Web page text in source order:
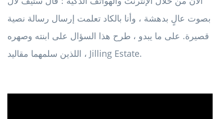
بصوت عالٍ بدهشة ، وأنا بالكاد تعلمت إرسال رسالة نصية
قصيرة. على ما يبدو ، طرح هذا السؤال على ابنته وصهره
، اللذين سلمهما مقاليد Jilling Estate.